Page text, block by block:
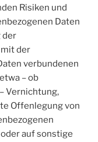
Risiken und
Daten
der
der
verbundenen
– ob
Vernichtung,
Offenlegung von
auf sonstige